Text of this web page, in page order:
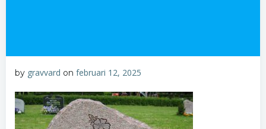
by gravvard on februari 12, 2025